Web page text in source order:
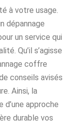
à votre usage.
dépannage
un service qui
Qu’il s’agisse
coffre
conseils avisés
Ainsi, la
approche
durable vos